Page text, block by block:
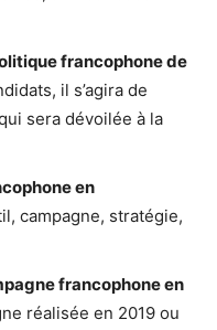
francophone de
il s’agira de
sera dévoilée à la
en
campagne, stratégie,
francophone en
réalisée en 2019 ou